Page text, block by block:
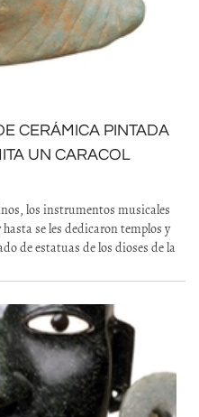
CERÁMICA PINTADA
UN CARACOL
los instrumentos musicales
se les dedicaron templos y
de estatuas de los dioses de la